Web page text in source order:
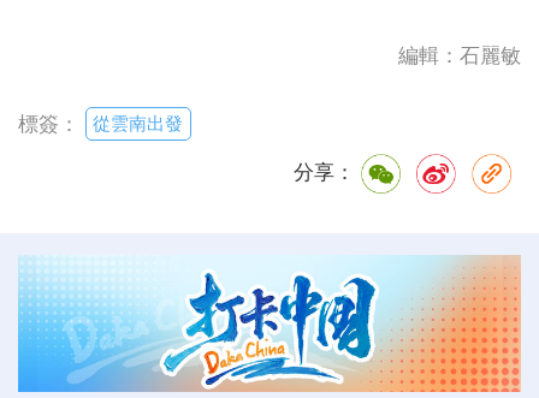
編輯：石麗敏
標簽： 從雲南出發
分享：